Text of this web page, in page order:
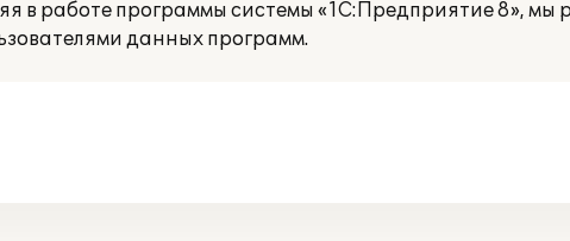
в работе программы системы «1С:Предприятие 8», мы
данных программ.